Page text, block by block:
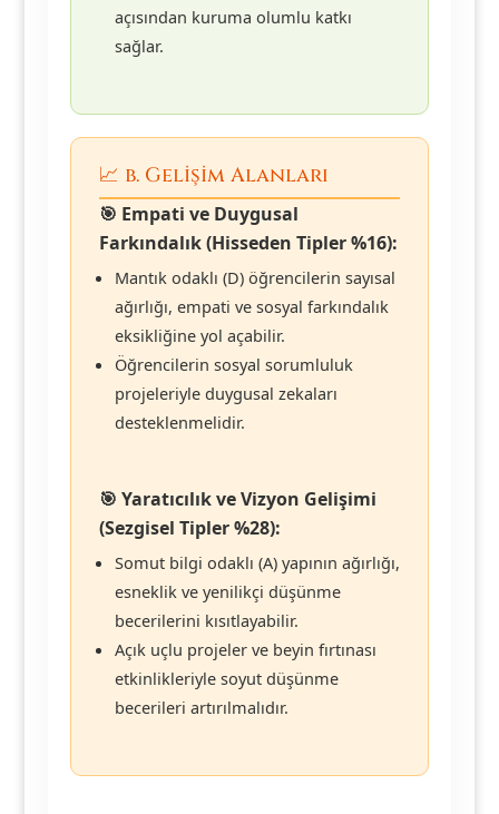
açısından kuruma olumlu katkı
sağlar.
📈 b. Gelişim Alanları
🎯 Empati ve Duygusal
Farkındalık (Hisseden Tipler %16):
Mantık odaklı (D) öğrencilerin sayısal
ağırlığı, empati ve sosyal farkındalık
eksikliğine yol açabilir.
Öğrencilerin sosyal sorumluluk
projeleriyle duygusal zekaları
desteklenmelidir.
🎯 Yaratıcılık ve Vizyon Gelişimi
(Sezgisel Tipler %28):
Somut bilgi odaklı (A) yapının ağırlığı,
esneklik ve yenilikçi düşünme
becerilerini kısıtlayabilir.
Açık uçlu projeler ve beyin fırtınası
etkinlikleriyle soyut düşünme
becerileri artırılmalıdır.